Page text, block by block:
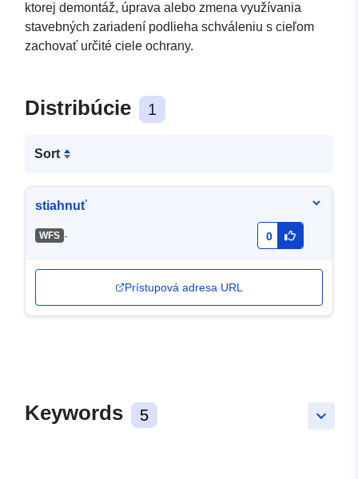
ktorej demontáž, úprava alebo zmena využívania
stavebných zariadení podlieha schváleniu s cieľom
zachovať určité ciele ochrany.
Distribúcie 1
Sort
stiahnuť
WFS - 0
Prístupová adresa URL
keyboard_arrow_down
Keywords 5